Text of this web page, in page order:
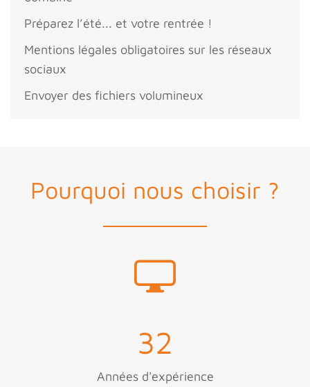
Préparez l’été... et votre rentrée !
Mentions légales obligatoires sur les réseaux
sociaux
Envoyer des fichiers volumineux
Pourquoi nous choisir ?
32
Années d'expérience